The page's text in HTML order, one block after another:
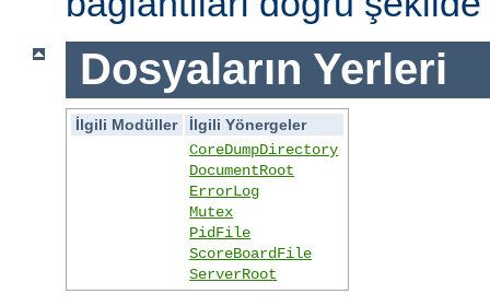
Dosyaların Yerleri
İlgili Modüller
İlgili Yönergeler
CoreDumpDirectory
DocumentRoot
ErrorLog
Mutex
PidFile
ScoreBoardFile
ServerRoot